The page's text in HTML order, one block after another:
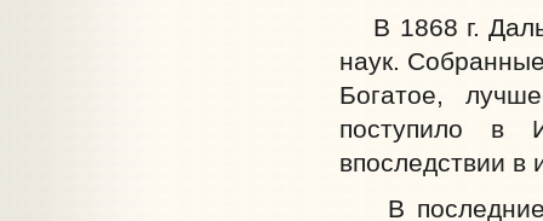
В 1868 г. Даль
наук.
Богатое,
поступило в
впоследствии в
В последние